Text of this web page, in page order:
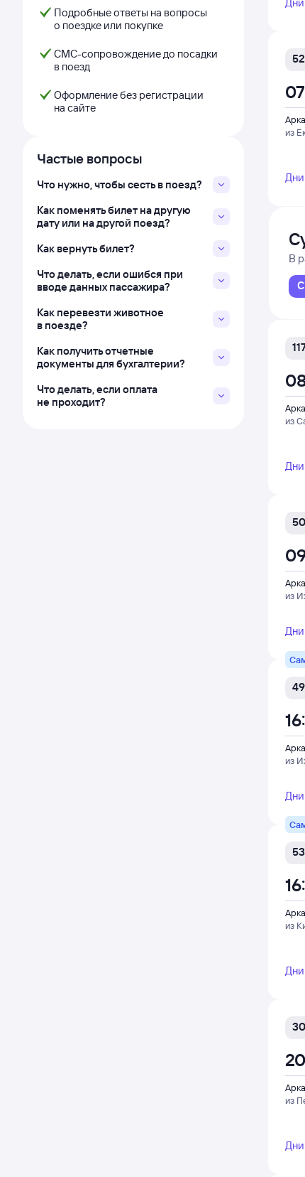
Подробные ответы на вопросы
о поездке или покупке
СМС-сопровождение до посадки
в поезд
Оформление без регистрации
на сайте
Частые вопросы
Что нужно, чтобы сесть в поезд?
Как поменять билет на другую
дату или на другой поезд?
Как вернуть билет?
Что делать, если ошибся при
вводе данных пассажира?
Как перевезти животное
в поезде?
Как получить отчетные
документы для бухгалтерии?
Что делать, если оплата
не проходит?
из
В
из
из
из
из
из